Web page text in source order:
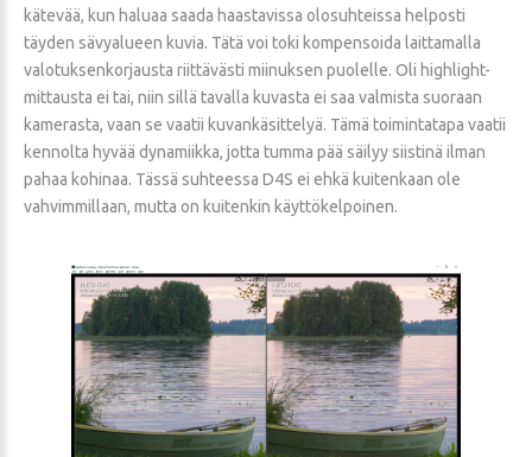
kätevää, kun haluaa saada haastavissa olosuhteissa helposti
täyden sävyalueen kuvia. Tätä voi toki kompensoida laittamalla
valotuksenkorjausta riittävästi miinuksen puolelle. Oli highlight-
mittausta ei tai, niin sillä tavalla kuvasta ei saa valmista suoraan
kamerasta, vaan se vaatii kuvankäsittelyä. Tämä toimintatapa vaatii
kennolta hyvää dynamiikka, jotta tumma pää säilyy siistinä ilman
pahaa kohinaa. Tässä suhteessa D4S ei ehkä kuitenkaan ole
vahvimmillaan, mutta on kuitenkin käyttökelpoinen.